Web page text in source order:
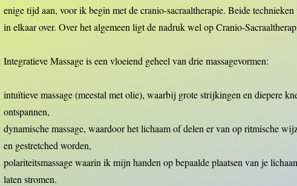
enige tijd aan, voor ik begin met de cranio-sacraaltherapie. Beide
in elkaar over. Over het algemeen ligt de nadruk wel op Cranio-
Integratieve Massage is een vloeiend geheel van drie massagevormen:
intuïtieve massage (meestal met olie), waarbij grote strijkingen en diepere
ontspannen,
dynamische massage, waardoor het lichaam of delen er van op ritmische
en gestretched worden,
polariteitsmassage waarin ik mijn handen op bepaalde plaatsen van je
laten stromen.